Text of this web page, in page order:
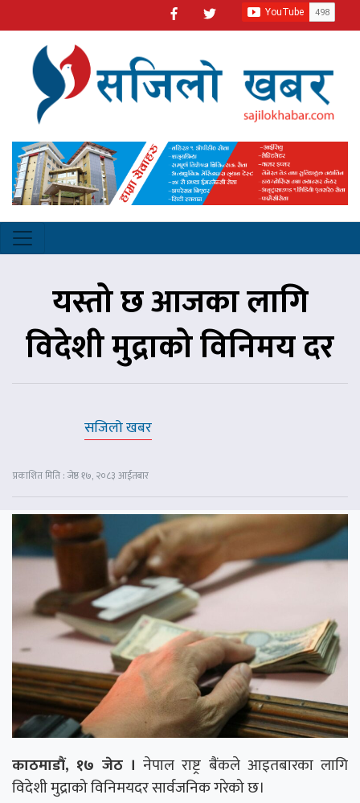
यस्तो छ आजका लागि
विदेशी मुद्राको विनिमय दर
सजिलो खबर
प्रकाशित मिति : जेष्ठ १७, २०८३ आईतबार
काठमाडौं, १७ जेठ । नेपाल राष्ट्र बैंकले आइतबारका लागि
विदेशी मुद्राको विनिमयदर सार्वजनिक गरेको छ।